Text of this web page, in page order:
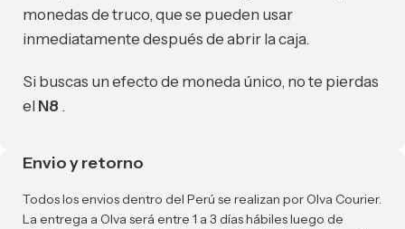
monedas de truco, que se pueden usar
inmediatamente después de abrir la caja.
Si buscas un efecto de moneda único, no te pierdas
el N8 .
Envio y retorno
Todos los envios dentro del Perú se realizan por Olva Courier.
La entrega a Olva será entre 1 a 3 días hábiles luego de